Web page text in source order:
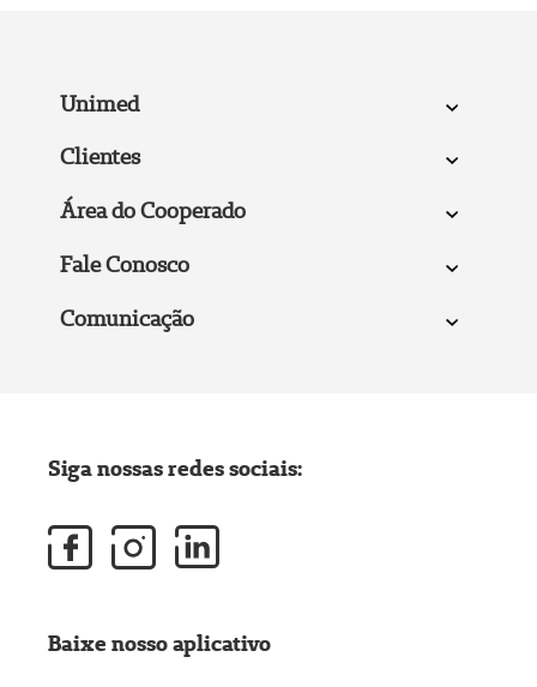
Unimed
Clientes
Área do Cooperado
Fale Conosco
Comunicação
Siga nossas redes sociais:
Baixe nosso aplicativo